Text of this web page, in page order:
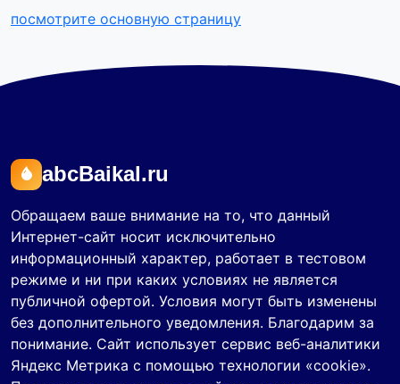
посмотрите основную страницу
abcBaikal.ru
Обращаем ваше внимание на то, что данный
Интернет-сайт носит исключительно
информационный характер, работает в тестовом
режиме и ни при каких условиях не является
публичной офертой. Условия могут быть изменены
без дополнительного уведомления. Благодарим за
понимание. Сайт использует сервис веб-аналитики
Яндекс Метрика с помощью технологии «cookie».